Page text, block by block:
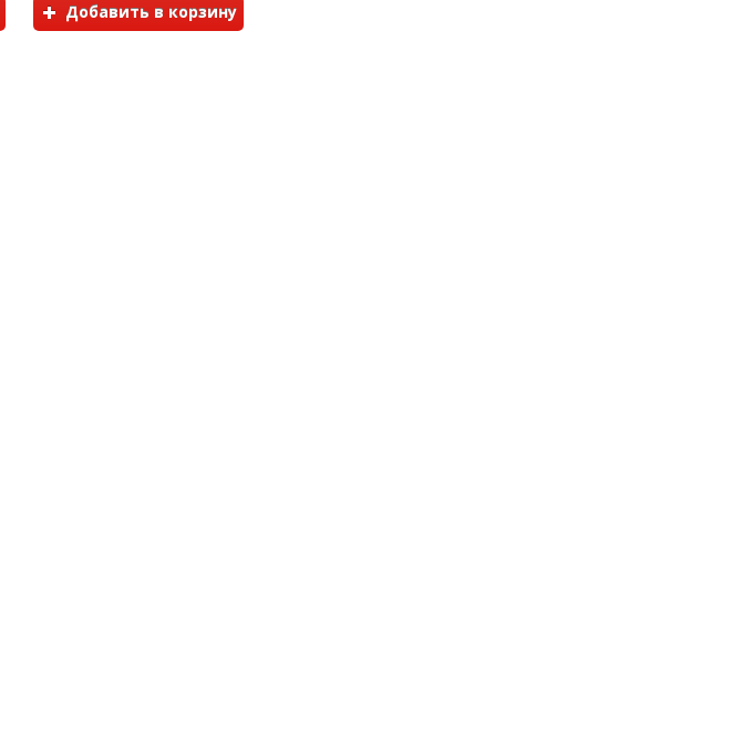
Добавить в корзину